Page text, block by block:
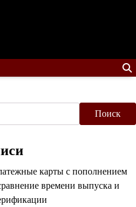
Поиск
карты с пополнением
времени выпуска и